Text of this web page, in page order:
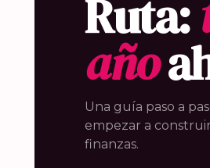
Ruta:
año
Una guía paso a
empezar a
finanzas.